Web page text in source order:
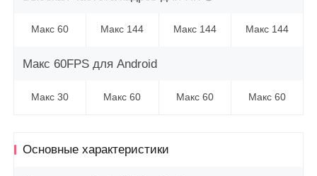
Макс 60 Макс 144 Макс 144 Макс 144
Макс 60FPS для Android
Макс 30 Макс 60 Макс 60 Макс 60
Основные характеристики